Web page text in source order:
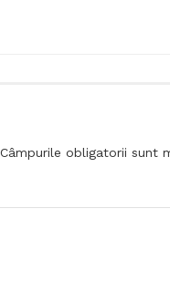
Câmpurile obligatorii sunt